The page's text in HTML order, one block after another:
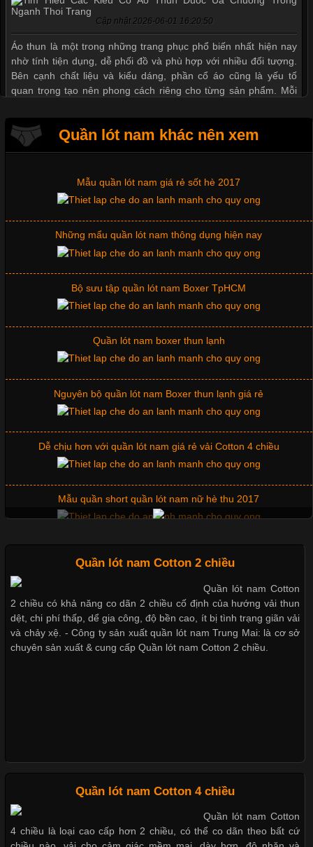
Cập nhật 2026-06-01 16:20:50
Áo thun là một trong những trang phục phổ biến nhất hiện nay
nhờ tính tiện dụng, dễ phối đồ và phù hợp với nhiều đối tượng.
Bên cạnh chất liệu và kiểu dáng, phần cổ áo cũng là yếu tố
quan trọng tạo nên phong cách riêng cho từng sản phẩm. Mỗi
Những Mẫu Áo Thun Đồng Phục Công Ty Được Ưa
Chuộng Hiện Nay
Cập nhật 2026-06-01 14:23:34
chuyên nghiệp đóng vai trò quan trọng đối với sự phát triển của
doanh nghiệp. Một trong những giải pháp hiệu quả được nhiều
đơn vị lựa chọn hiện nay là sử dụng áo thun đồng phục công ty.
Chất Liệu Lycra Có Gì Đặc Biệt Trong Ngành Thời Trang?
Cập nhật 2026-05-27 17:03:46
Vải Lycra Là Gì? Chất Liệu Co Giãn Được Ưa Chuộng Trong
Ngành May Mặc Trong ngành thời trang hiện đại, các loại vải có
khả năng co giãn tốt ngày càng được ưa chuộng nhằm mang lại
cảm giác thoải mái cho người mặc. Trong đó, vải Lycra là một
trong những chất liệu nổi bật nhờ độ đàn hồi cao,
Chất Liệu Bamboo Xu Hướng Mới Trong Ngành Thời Trang
Cập nhật 2026-05-21 14:59:25
Trong những năm gần đây, vải Bamboo đang trở thành một
Những Loại Vải Thun Thông Dụng Và Đặc Điểm Nổi Bật
Cập nhật 2026-05-20 14:58:56
Quần lót nam khác nên xem
Thị hiều quần lót nam bơi lội nam và nữ 2017
Xu hướng thời trang trẻ và quần lót nam giá sỉ
Giặt và bảo quản quần lót nam đúng cách
Mẫu quần lót nam giá rẻ sốt hè 2017
Những mẩu quần lót nam thông dụng hiện nay
Bộ sưu tập quần lót nam Boxer TpHCM
Quần lót nam boxer thun lạnh
Nguyên bộ quần lót nam Boxer thun lạnh giá rẻ
Dễ chịu hơn với quần lót nam giá rẻ vải Cotton 4 chiều
Mẫu quần short quần lót nam nữ hè thu 2017
Xu hướng thời trang trẻ và quần lót nam giá sỉ
Những mẩu quần lót nam thông dụng hiện nay
Bộ sưu tập quần lót nam Boxer TpHCM
Quần lót nam Cotton 2 chiều
Quần lót nam Cotton
2 chiều có khả năng co dãn 2 chiều cố định của hướng vải thun
dệt, chi phí thấp, dể gia công, độ bền cao, ít bị tình trạng giãn vải
và chảy xệ. - Công ty sản xuất quần lót nam Trung Mai: là cơ sở
chuyên sản xuất & cung cấp Quần lót nam Cotton 2 chiều.
Quần lót nam Cotton 4 chiều
Quần lót nam Cotton
4 chiều là loại cao cấp hơn 2 chiều, có thể co dãn theo bất cứ